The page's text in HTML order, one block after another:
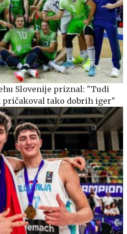
Slovenije priznal: "Tudi
pričakoval tako dobrih iger"